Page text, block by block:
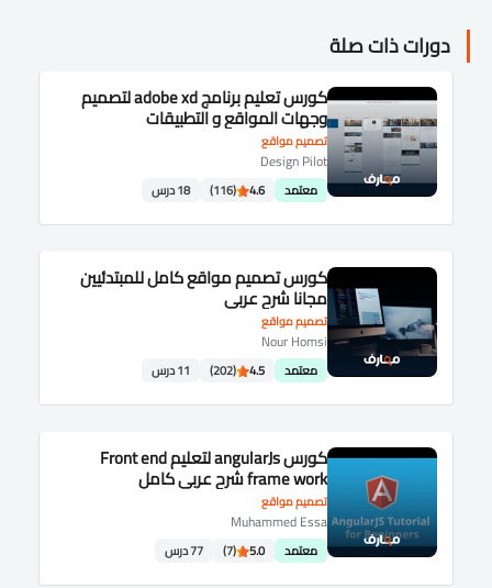
دورات ذات صلة
تصميم مواقع
كورس تعليم برنامج adobe xd لتصميم
وجهات المواقع و التطبيقات
Design Pilot
معتمد 4.6
(116) 18 درس
تصميم مواقع
كورس تصميم مواقع كامل للمبتدئيين
مجانا شرح عربى
Nour Homsi
معتمد 4.5
(202) 11 درس
تصميم مواقع
كورس angularJs لتعليم Front end
frame work شرح عربى كامل
Muhammed Essa
معتمد 5.0
(7) 77 درس